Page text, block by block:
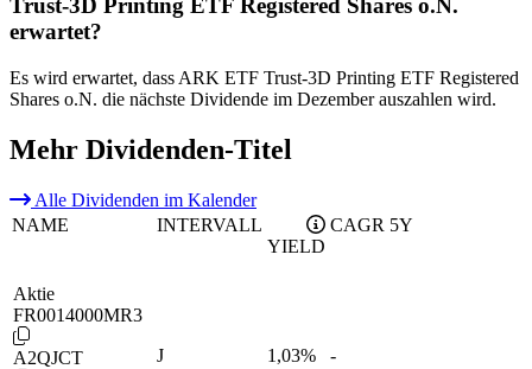
Trust-3D Printing ETF Registered Shares o.N.
erwartet?
Es wird erwartet, dass ARK ETF Trust-3D Printing ETF Registered
Shares o.N. die nächste Dividende im Dezember auszahlen wird.
Mehr Dividenden-Titel
Alle Dividenden im Kalender
NAME
INTERVALL
YIELD
CAGR 5Y
Aktie
FR0014000MR3
A2QJCT J 1,03% -